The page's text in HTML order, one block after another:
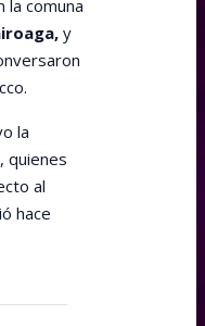
la comuna
y
la
quienes
al
hace